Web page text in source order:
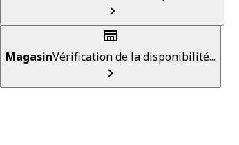
MagasinVérification de la disponibilité...